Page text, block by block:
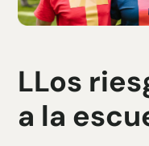
LLos
a la